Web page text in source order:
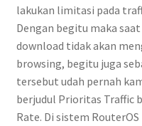
lakukan limitasi pada
Dengan begitu maka
download tidak akan
browsing, begitu juga
tersebut udah pernah
berjudul Prioritas Traffic
Rate. Di sistem